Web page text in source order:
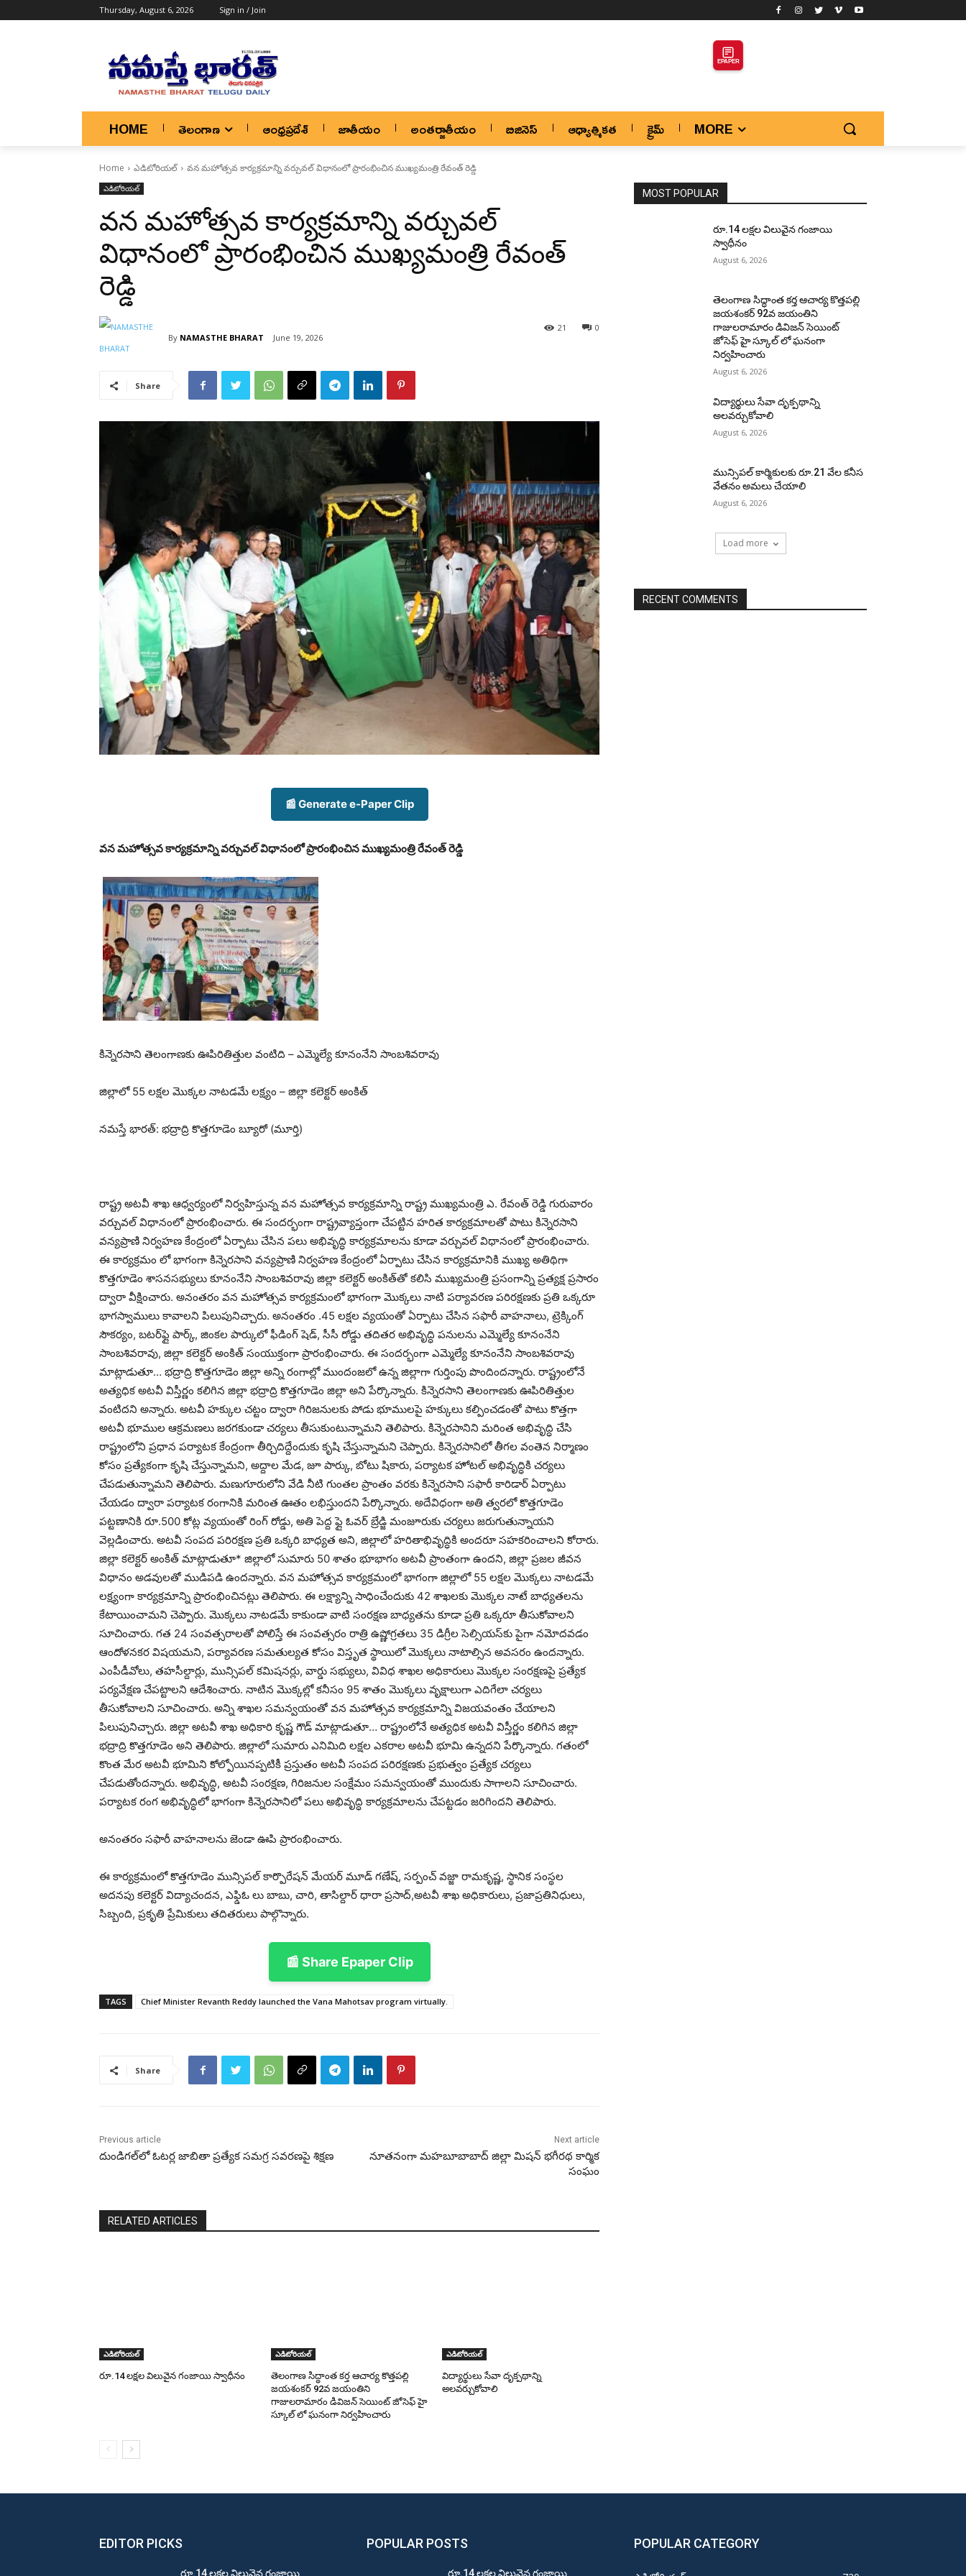
Thursday, August 6, 2026 Sign in / Join
EPAPER
HOME తెలంగాణ ఆంధ్రప్రదేశ్ జాతీయం అంతర్జాతీయం బిజినెస్ ఆధ్యాత్మికత క్రైమ్ MORE
Home ఎడిటోరియల్ వన మహోత్సవ కార్యక్రమాన్ని వర్చువల్ విధానంలో ప్రారంభించిన ముఖ్యమంత్రి రేవంత్ రెడ్డి
ఎడిటోరియల్
వన మహోత్సవ కార్యక్రమాన్ని వర్చువల్
విధానంలో ప్రారంభించిన ముఖ్యమంత్రి రేవంత్
రెడ్డి
By NAMASTHE BHARAT June 19, 2026
0
21
Share
📰 Generate e-Paper Clip
వన మహోత్సవ కార్యక్రమాన్ని వర్చువల్ విధానంలో ప్రారంభించిన ముఖ్యమంత్రి రేవంత్ రెడ్డి
కిన్నెరసాని తెలంగాణకు ఊపిరితిత్తుల వంటిది – ఎమ్మెల్యే కూనంనేని సాంబశివరావు
జిల్లాలో 55 లక్షల మొక్కల నాటడమే లక్ష్యం – జిల్లా కలెక్టర్ అంకిత్
నమస్తే భారత్: భద్రాద్రి కొత్తగూడెం బ్యూరో (మూర్తి)
రాష్ట్ర అటవీ శాఖ ఆధ్వర్యంలో నిర్వహిస్తున్న వన మహోత్సవ కార్యక్రమాన్ని రాష్ట్ర ముఖ్యమంత్రి ఎ. రేవంత్ రెడ్డి గురువారం
వర్చువల్ విధానంలో ప్రారంభించారు. ఈ సందర్భంగా రాష్ట్రవ్యాప్తంగా చేపట్టిన హరిత కార్యక్రమాలతో పాటు కిన్నెరసాని
వన్యప్రాణి నిర్వహణ కేంద్రంలో ఏర్పాటు చేసిన పలు అభివృద్ధి కార్యక్రమాలను కూడా వర్చువల్ విధానంలో ప్రారంభించారు.
ఈ కార్యక్రమం లో భాగంగా కిన్నెరసాని వన్యప్రాణి నిర్వహణ కేంద్రంలో ఏర్పాటు చేసిన కార్యక్రమానికి ముఖ్య అతిథిగా
కొత్తగూడెం శాసనసభ్యులు కూనంనేని సాంబశివరావు జిల్లా కలెక్టర్ అంకిత్‌తో కలిసి ముఖ్యమంత్రి ప్రసంగాన్ని ప్రత్యక్ష ప్రసారం
ద్వారా వీక్షించారు. అనంతరం వన మహోత్సవ కార్యక్రమంలో భాగంగా మొక్కలు నాటి పర్యావరణ పరిరక్షణకు ప్రతి ఒక్కరూ
భాగస్వాములు కావాలని పిలుపునిచ్చారు. అనంతరం .45 లక్షల వ్యయంతో ఏర్పాటు చేసిన సఫారీ వాహనాలు, ట్రెక్కింగ్
సౌకర్యం, బటర్‌ఫ్లై పార్క్, జింకల పార్కులో ఫీడింగ్ షెడ్, సీసీ రోడ్డు తదితర అభివృద్ధి పనులను ఎమ్మెల్యే కూనంనేని
సాంబశివరావు, జిల్లా కలెక్టర్ అంకిత్ సంయుక్తంగా ప్రారంభించారు. ఈ సందర్భంగా ఎమ్మెల్యే కూనంనేని సాంబశివరావు
మాట్లాడుతూ… భద్రాద్రి కొత్తగూడెం జిల్లా అన్ని రంగాల్లో ముందంజలో ఉన్న జిల్లాగా గుర్తింపు పొందిందన్నారు. రాష్ట్రంలోనే
అత్యధిక అటవీ విస్తీర్ణం కలిగిన జిల్లా భద్రాద్రి కొత్తగూడెం జిల్లా అని పేర్కొన్నారు. కిన్నెరసాని తెలంగాణకు ఊపిరితిత్తుల
వంటిదని అన్నారు. అటవీ హక్కుల చట్టం ద్వారా గిరిజనులకు పోడు భూములపై హక్కులు కల్పించడంతో పాటు కొత్తగా
అటవీ భూముల ఆక్రమణలు జరగకుండా చర్యలు తీసుకుంటున్నామని తెలిపారు. కిన్నెరసానిని మరింత అభివృద్ధి చేసి
రాష్ట్రంలోని ప్రధాన పర్యాటక కేంద్రంగా తీర్చిదిద్దేందుకు కృషి చేస్తున్నామని చెప్పారు. కిన్నెరసానిలో తీగల వంతెన నిర్మాణం
కోసం ప్రత్యేకంగా కృషి చేస్తున్నామని, అద్దాల మేడ, జూ పార్కు, బోటు షికారు, పర్యాటక హోటల్ అభివృద్ధికి చర్యలు
చేపడుతున్నామని తెలిపారు. మణుగూరులోని వేడి నీటి గుంతల ప్రాంతం వరకు కిన్నెరసాని సఫారీ కారిడార్ ఏర్పాటు
చేయడం ద్వారా పర్యాటక రంగానికి మరింత ఊతం లభిస్తుందని పేర్కొన్నారు. అదేవిధంగా అతి త్వరలో కొత్తగూడెం
పట్టణానికి రూ.500 కోట్ల వ్యయంతో రింగ్ రోడ్డు, అతి పెద్ద ఫ్లై ఓవర్ బ్రేడ్జి మంజూరుకు చర్యలు జరుగుతున్నాయని
వెల్లడించారు. అటవీ సంపద పరిరక్షణ ప్రతి ఒక్కరి బాధ్యత అని, జిల్లాలో హరితాభివృద్ధికి అందరూ సహకరించాలని కోరారు.
జిల్లా కలెక్టర్ అంకిత్ మాట్లాడుతూ* జిల్లాలో సుమారు 50 శాతం భూభాగం అటవీ ప్రాంతంగా ఉందని, జిల్లా ప్రజల జీవన
విధానం అడవులతో ముడిపడి ఉందన్నారు. వన మహోత్సవ కార్యక్రమంలో భాగంగా జిల్లాలో 55 లక్షల మొక్కలు నాటడమే
లక్ష్యంగా కార్యక్రమాన్ని ప్రారంభించినట్లు తెలిపారు. ఈ లక్ష్యాన్ని సాధించేందుకు 42 శాఖలకు మొక్కల నాటే బాధ్యతలను
కేటాయించామని చెప్పారు. మొక్కలు నాటడమే కాకుండా వాటి సంరక్షణ బాధ్యతను కూడా ప్రతి ఒక్కరూ తీసుకోవాలని
సూచించారు. గత 24 సంవత్సరాలతో పోలిస్తే ఈ సంవత్సరం రాత్రి ఉష్ణోగ్రతలు 35 డిగ్రీల సెల్సియస్‌కు పైగా నమోదవడం
ఆందోళనకర విషయమని, పర్యావరణ సమతుల్యత కోసం విస్తృత స్థాయిలో మొక్కలు నాటాల్సిన అవసరం ఉందన్నారు.
ఎంపీడీవోలు, తహసీల్దార్లు, మున్సిపల్ కమిషనర్లు, వార్డు సభ్యులు, వివిధ శాఖల అధికారులు మొక్కల సంరక్షణపై ప్రత్యేక
పర్యవేక్షణ చేపట్టాలని ఆదేశించారు. నాటిన మొక్కల్లో కనీసం 95 శాతం మొక్కలు వృక్షాలుగా ఎదిగేలా చర్యలు
తీసుకోవాలని సూచించారు. అన్ని శాఖల సమన్వయంతో వన మహోత్సవ కార్యక్రమాన్ని విజయవంతం చేయాలని
పిలుపునిచ్చారు. జిల్లా అటవీ శాఖ అధికారి కృష్ణ గౌడ్ మాట్లాడుతూ… రాష్ట్రంలోనే అత్యధిక అటవీ విస్తీర్ణం కలిగిన జిల్లా
భద్రాద్రి కొత్తగూడెం అని తెలిపారు. జిల్లాలో సుమారు ఎనిమిది లక్షల ఎకరాల అటవీ భూమి ఉన్నదని పేర్కొన్నారు. గతంలో
కొంత మేర అటవీ భూమిని కోల్పోయినప్పటికీ ప్రస్తుతం అటవీ సంపద పరిరక్షణకు ప్రభుత్వం ప్రత్యేక చర్యలు
చేపడుతోందన్నారు. అభివృద్ధి, అటవీ సంరక్షణ, గిరిజనుల సంక్షేమం సమన్వయంతో ముందుకు సాగాలని సూచించారు.
పర్యాటక రంగ అభివృద్ధిలో భాగంగా కిన్నెరసానిలో పలు అభివృద్ధి కార్యక్రమాలను చేపట్టడం జరిగిందని తెలిపారు.
అనంతరం సఫారీ వాహనాలను జెండా ఊపి ప్రారంభించారు.
ఈ కార్యక్రమంలో కొత్తగూడెం మున్సిపల్ కార్పొరేషన్ మేయర్ మూడ్ గణేష్, సర్పంచ్ వజ్జా రామకృష్ణ, స్థానిక సంస్థల
అదనపు కలెక్టర్ విద్యాచందన, ఎఫ్డిఓ లు బాబు, చారి, తాసిల్దార్ ధారా ప్రసాద్,అటవీ శాఖ అధికారులు, ప్రజాప్రతినిధులు,
సిబ్బంది, ప్రకృతి ప్రేమికులు తదితరులు పాల్గొన్నారు.
📰 Share Epaper Clip
TAGS Chief Minister Revanth Reddy launched the Vana Mahotsav program virtually.
Share
Previous article
దుండిగల్‌లో ఓటర్ల జాబితా ప్రత్యేక సమగ్ర సవరణపై శిక్షణ
Next article
నూతనంగా మహబూబాబాద్ జిల్లా మిషన్ భగీరథ కార్మిక
సంఘం
RELATED ARTICLES
ఎడిటోరియల్
రూ.14 లక్షల విలువైన గంజాయి స్వాధీనం
ఎడిటోరియల్
తెలంగాణ సిద్ధాంత కర్త ఆచార్య కొత్తపల్లి
జయశంకర్ 92వ జయంతిని
గాజులరామారం డివిజన్ సెయింట్ జోసెఫ్ హై
స్కూల్ లో ఘనంగా నిర్వహించారు
ఎడిటోరియల్
విద్యార్థులు సేవా దృక్పథాన్ని
అలవర్చుకోవాలి
MOST POPULAR
రూ.14 లక్షల విలువైన గంజాయి
స్వాధీనం
August 6, 2026
తెలంగాణ సిద్ధాంత కర్త ఆచార్య కొత్తపల్లి
జయశంకర్ 92వ జయంతిని
గాజులరామారం డివిజన్ సెయింట్
జోసెఫ్ హై స్కూల్ లో ఘనంగా
నిర్వహించారు
August 6, 2026
విద్యార్థులు సేవా దృక్పథాన్ని
అలవర్చుకోవాలి
August 6, 2026
మున్సిపల్ కార్మికులకు రూ.21 వేల కనీస
వేతనం అమలు చేయాలి
August 6, 2026
Load more
RECENT COMMENTS
EDITOR PICKS
రూ.14 లక్షల విలువైన గంజాయి
POPULAR POSTS
రూ.14 లక్షల విలువైన గంజాయి
POPULAR CATEGORY